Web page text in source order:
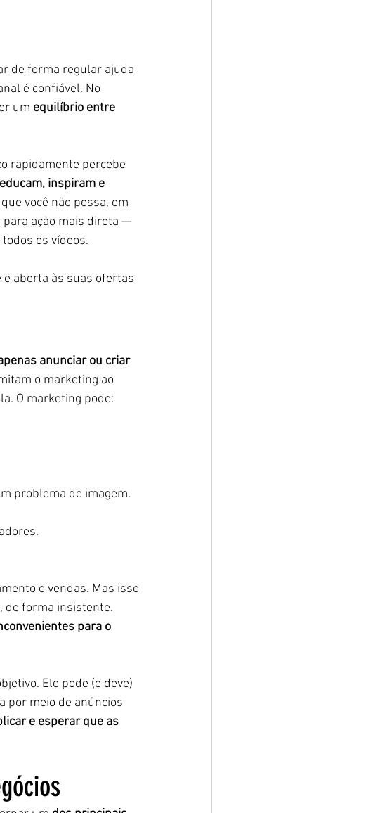
de forma regular ajuda
é confiável. No
um equilíbrio entre
rapidamente percebe
inspiram e
você não possa, em
para ação mais direta —
os vídeos.
aberta às suas ofertas
anunciar ou criar
o marketing ao
O marketing pode:
problema de imagem.
e vendas. Mas isso
de forma insistente.
para o
Ele pode (e deve)
por meio de anúncios
e esperar que as